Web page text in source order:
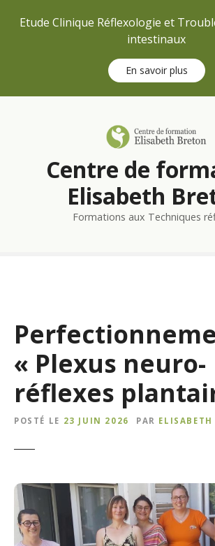
Etude Clinique Réflexologie et
intestinaux
En savoir plus
Centre de
Elisabeth
Formations aux Techniques
« Plexus neuro-
réflexes
POSTÉ LE 23 JUIN 2026 PAR ELISABETH